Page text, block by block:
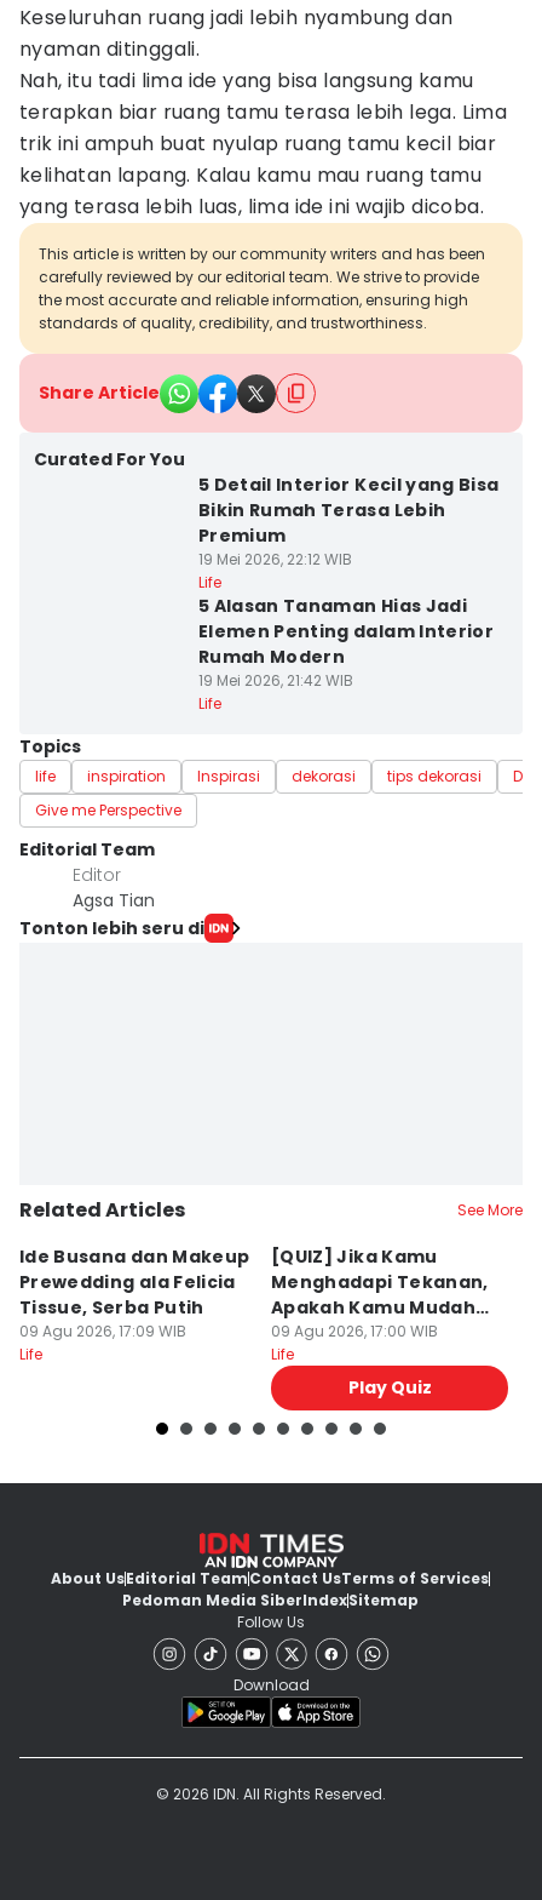
Keseluruhan ruang jadi lebih nyambung dan
nyaman ditinggali.
Nah, itu tadi lima ide yang bisa langsung kamu
terapkan biar ruang tamu terasa lebih lega. Lima
trik ini ampuh buat nyulap ruang tamu kecil biar
kelihatan lapang. Kalau kamu mau ruang tamu
yang terasa lebih luas, lima ide ini wajib dicoba.
This article is written by our community writers and has been
carefully reviewed by our editorial team. We strive to provide
the most accurate and reliable information, ensuring high
standards of quality, credibility, and trustworthiness.
Share Article
Curated For You
5 Detail Interior Kecil yang Bisa
Bikin Rumah Terasa Lebih
Premium
19 Mei 2026, 22:12 WIB
Life
5 Alasan Tanaman Hias Jadi
Elemen Penting dalam Interior
Rumah Modern
19 Mei 2026, 21:42 WIB
Life
Topics
life inspiration Inspirasi dekorasi tips dekorasi
Give me Perspective
Editorial Team
Editor
Agsa Tian
Tonton lebih seru di
Related Articles See More
Ide Busana dan Makeup
Prewedding ala Felicia
Tissue, Serba Putih
09 Agu 2026, 17:09 WIB
Life
[QUIZ] Jika Kamu
Menghadapi Tekanan,
Apakah Kamu Mudah
Bad Mood?
09 Agu 2026, 17:00 WIB
Life
Play Quiz
About UsEditorial TeamContact UsTerms of Services
Pedoman Media SiberIndexSitemap
Follow Us
Download
© 2026 IDN. All Rights Reserved.